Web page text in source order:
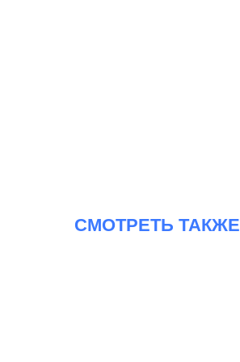
СМОТРЕТЬ ТАКЖЕ